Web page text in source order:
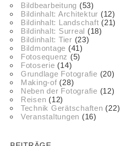
Bildbearbeitung (53)
Bildinhalt: Architektur (12)
Bildinhalt: Landschaft (21)
Bildinhalt: Surreal (18)
Bildinhalt: Tier (23)
Bildmontage (41)
Fotosequenz (5)
Fotoserie (14)
Grundlage Fotografie (20)
Making-of (28)
Neben der Fotografie (12)
Reisen (12)
Technik Gerätschaften (22)
Veranstaltungen (16)